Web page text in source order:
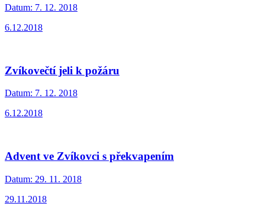
Datum: 7. 12. 2018
6.12.2018
Zvíkovečtí jeli k požáru
Datum: 7. 12. 2018
6.12.2018
Advent ve Zvíkovci s překvapením
Datum: 29. 11. 2018
29.11.2018